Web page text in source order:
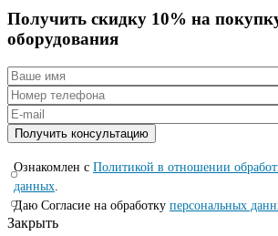
Получить скидку 10% на
оборудования
Ознакомлен с Политикой в отношении
данных
Даю Согласие на обработку персональных
Закрыть